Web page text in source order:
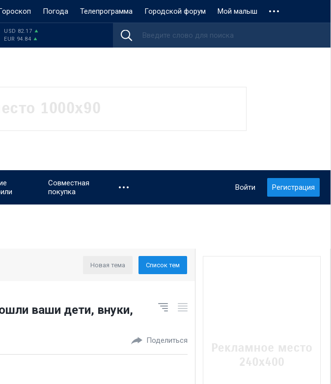
Погода Телепрограмма Городской форум Мой малыш
USD 82.17
EUR 94.84
Совместная
покупка
Войти Регистрация
Новая тема Список тем
ваши дети, внуки,
Поделиться